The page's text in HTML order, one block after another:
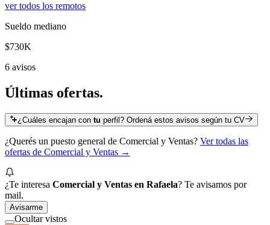
ver todos los remotos
Sueldo mediano
$730K
6 avisos
Últimas ofertas.
¿Cuáles encajan contu perfil? Ordená estos avisos según tu CV
¿Querés un puesto general de Comercial y Ventas? Ver todas las
ofertas de Comercial y Ventas →
¿Te interesa Comercial y Ventas en Rafaela? Te avisamos por
mail.
Avisarme
Ocultar vistos